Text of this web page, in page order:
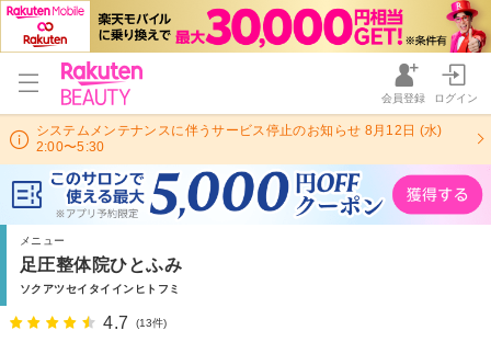
会員登録 ログイン
システムメンテナンスに伴うサービス停止のお知らせ 8月12日 (水)
2:00〜5:30
メニュー
足圧整体院ひとふみ
ソクアツセイタイインヒトフミ
4.7 (13件)